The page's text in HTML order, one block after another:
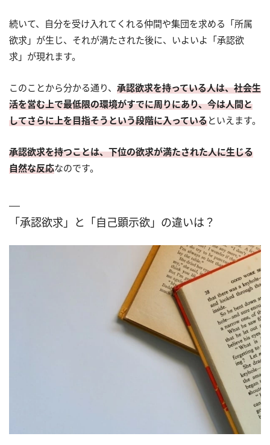
続いて、自分を受け入れてくれる仲間や集団を求める「所属
欲求」が生じ、それが満たされた後に、いよいよ「承認欲
求」が現れます。
このことから分かる通り、 承認欲求を持っている人は、社会生
活を営む上で最低限の環境がすでに周りにあり、今は人間と
してさらに上を目指そうという段階に入っているといえます。
承認欲求を持つことは、下位の欲求が満たされた人に生じる
自然な反応なのです。
「承認欲求」と「自己顕示欲」の違いは？